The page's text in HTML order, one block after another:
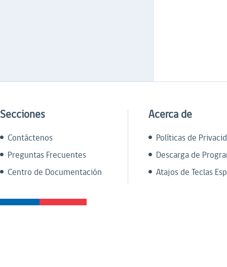
Secciones
Contáctenos
Preguntas Frecuentes
Centro de Documentación
Acerca de
Políticas de
Descarga de
Atajos de Teclas